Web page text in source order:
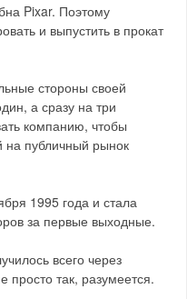
Pixar. Поэтому
и выпустить в прокат
стороны своей
а сразу на три
компанию, чтобы
на публичный рынок
1995 года и стала
за первые выходные.
всего через
так, разумеется.